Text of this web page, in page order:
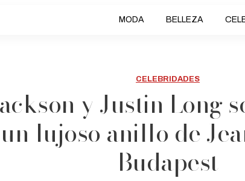
MODA BELLEZA
CELEBRIDADES
y Justin Long
lujoso anillo de
Budapest